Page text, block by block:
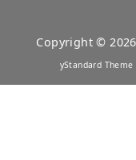
Copyright © 2026
yStandard Theme